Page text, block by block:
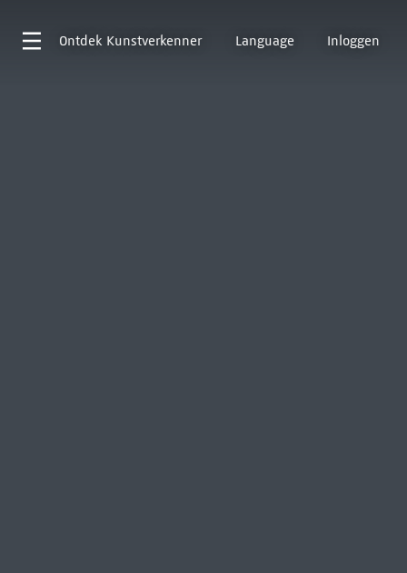
Ontdek Kunstverkenner Language Inloggen